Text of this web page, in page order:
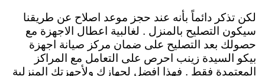
لكن تذكر دائماً بأنه عند حجز موعد اصلاح عن طريقنا
سيكون التصليح بالمنزل . لغالبية اعطال الاجهزة مع
حصولك بعد التصليح على ضمان مركز صيانة اجهزة
بيكو السيدة زينب احرص على التعامل مع المراكز
المعتمدة فقط . فهذا افضل لجهازك ولأجهزتك المنزلية